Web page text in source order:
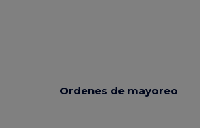
Ordenes de mayoreo